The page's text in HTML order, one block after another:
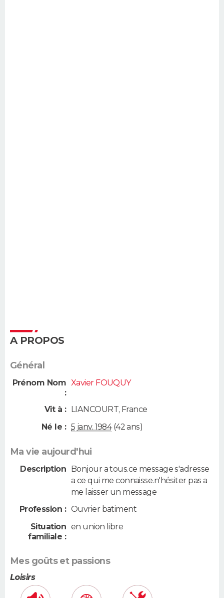
A PROPOS
Général
Prénom Nom
:
Xavier FOUQUY
Vit à : LIANCOURT, France
Né le : 5 janv. 1984(42 ans)
Ma vie aujourd'hui
Description Bonjour a tous.ce message s'adresse
a ce qui me connaisse.n'hésiter pas a
me laisser un message
Profession : Ouvrier batiment
Situation
familiale :
en union libre
Mes goûts et passions
Loisirs